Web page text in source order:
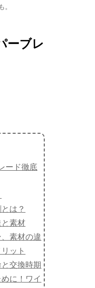
。
ーブレ
ード徹底
は？
素材
素材の違
ット
交換時期
に！ワイ